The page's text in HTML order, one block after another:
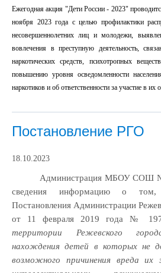
Ежегодная акция "Дети России - 2023"
ноября 2023 года с целью профилактики
несовершеннолетних лиц и молодежи,
вовлечения в преступную деятельность,
наркотических средств, психотропных
повышению уровня осведомленности
наркотиков и об ответственности за участие в их
Постановление РГО
18.10.2023
Администрация МБОУ СОШ №
сведения информацию о
Постановления Администрации
от 11 февраля 2019 года №
территории Режевского
нахождения детей в которых не
возможного причинения вреда их